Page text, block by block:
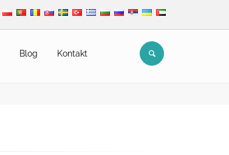
Blog Kontakt